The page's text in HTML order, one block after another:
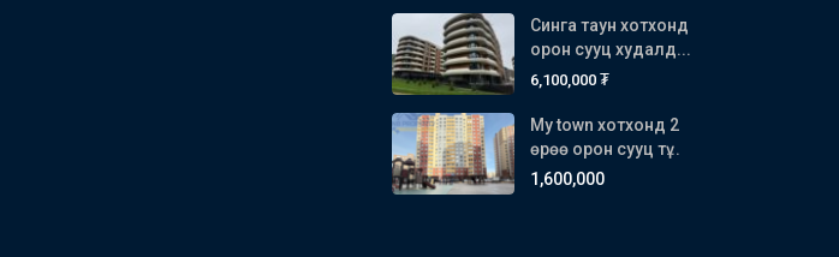
Синга таун хотхонд
орон сууц худалд...
6,100,000 ₮
My town хотхонд 2
өрөө орон сууц тү...
1,600,000